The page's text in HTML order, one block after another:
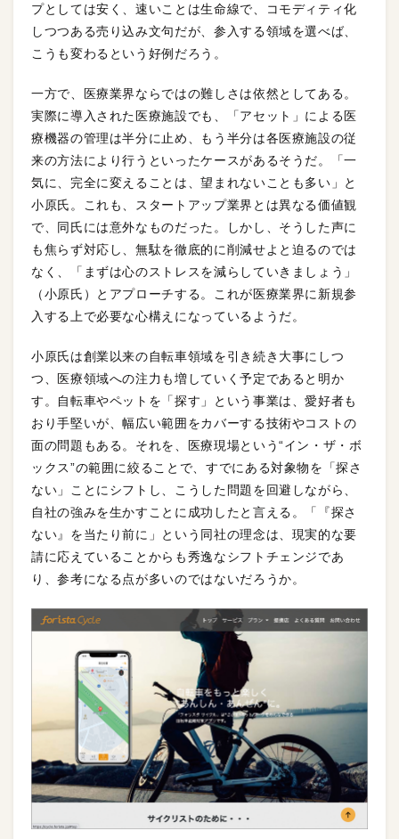
プとしては安く、速いことは生命線で、コモディティ化
しつつある売り込み文句だが、参入する領域を選べば、
こうも変わるという好例だろう。
一方で、医療業界ならではの難しさは依然としてある。
実際に導入された医療施設でも、「アセット」による医
療機器の管理は半分に止め、もう半分は各医療施設の従
来の方法により行うといったケースがあるそうだ。「一
気に、完全に変えることは、望まれないことも多い」と
小原氏。これも、スタートアップ業界とは異なる価値観
で、同氏には意外なものだった。しかし、そうした声に
も焦らず対応し、無駄を徹底的に削減せよと迫るのでは
なく、「まずは心のストレスを減らしていきましょう」
（小原氏）とアプローチする。これが医療業界に新規参
入する上で必要な心構えになっているようだ。
小原氏は創業以来の自転車領域を引き続き大事にしつ
つ、医療領域への注力も増していく予定であると明か
す。自転車やペットを「探す」という事業は、愛好者も
おり手堅いが、幅広い範囲をカバーする技術やコストの
面の問題もある。それを、医療現場という“イン・ザ・ボ
ックス”の範囲に絞ることで、すでにある対象物を「探さ
ない」ことにシフトし、こうした問題を回避しながら、
自社の強みを生かすことに成功したと言える。「『探さ
ない』を当たり前に」という同社の理念は、現実的な要
請に応えていることからも秀逸なシフトチェンジであ
り、参考になる点が多いのではないだろうか。